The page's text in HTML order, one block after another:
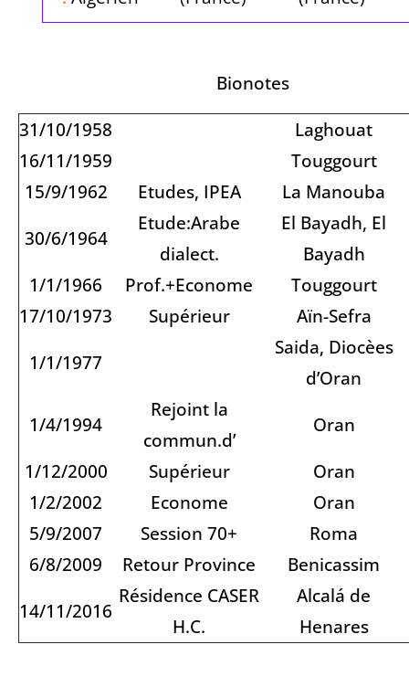
Bionotes
31/10/1958
Laghouat
16/11/1959
Touggourt
15/9/1962
Etudes, IPEA
La Manouba
30/6/1964
Etude:Arabe
dialect.
El Bayadh, El
Bayadh
1/1/1966
Prof.+Econome
Touggourt
17/10/1973
Supérieur
Aïn-Sefra
1/1/1977
Saida, Diocèes
d’Oran
1/4/1994
Rejoint la
commun.d’
Oran
1/12/2000
Supérieur
Oran
1/2/2002
Econome
Oran
5/9/2007
Session 70+
Roma
6/8/2009
Retour Province
Benicassim
14/11/2016
Résidence CASER
H.C.
Alcalá de
Henares